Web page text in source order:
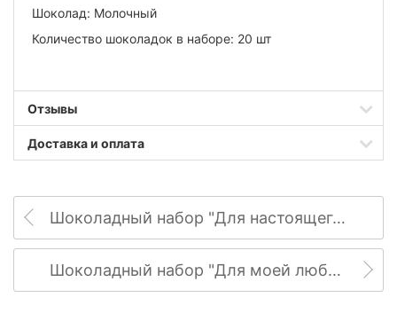
Шоколад: Молочный
Количество шоколадок в наборе: 20 шт
Отзывы
Доставка и оплата
Шоколадный набор "Для настоящего мужчины"
Шоколадный набор "Для моей любимой мамочки"